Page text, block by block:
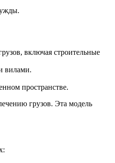
включая строительные
вилами.
пространстве.
грузов. Эта модель